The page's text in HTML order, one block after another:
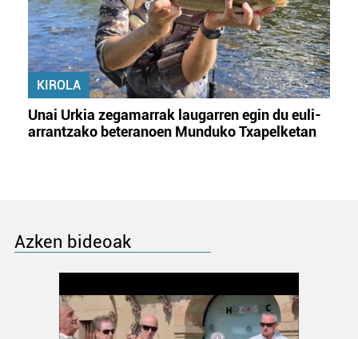
KIROLA
Unai Urkia zegamarrak laugarren egin du euli-
arrantzako beteranoen Munduko Txapelketan
Azken bideoak